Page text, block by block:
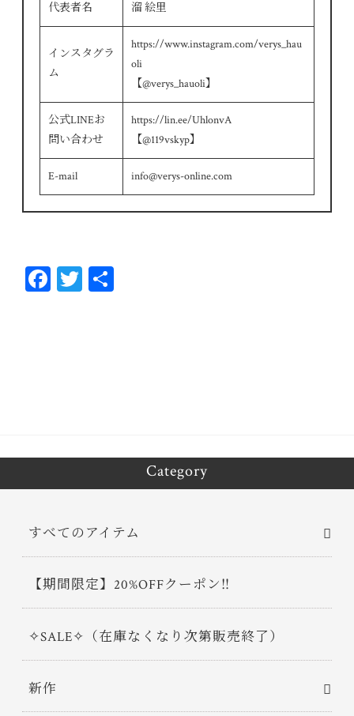
代表者名 溜 絵里
インスタグラ
ム
https://www.instagram.com/verys_hau
oli
【@verys_hauoli】
公式LINEお
問い合わせ
https://lin.ee/UhlonvA
【@119vskyp】
E-mail info@verys-online.com
Fa T
Category
すべてのアイテム
【期間限定】20%OFFクーポン‼
✧SALE✧（在庫なくなり次第販売終了）
新作